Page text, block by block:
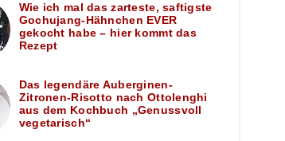
Wie ich mal das zarteste, saftigste
Gochujang-Hähnchen EVER
gekocht habe – hier kommt das
Rezept
Das legendäre Auberginen-
Zitronen-Risotto nach Ottolenghi
aus dem Kochbuch „Genussvoll
vegetarisch“